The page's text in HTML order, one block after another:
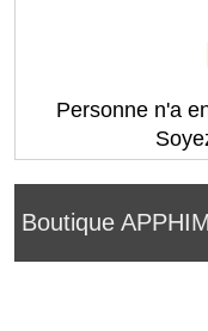
Boutique APPHIM
Personne n'a